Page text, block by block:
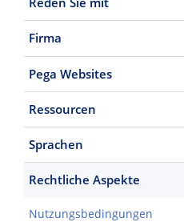
Firma
Pega Websites
Ressourcen
Sprachen
Rechtliche Aspekte
Nutzungsbedingungen